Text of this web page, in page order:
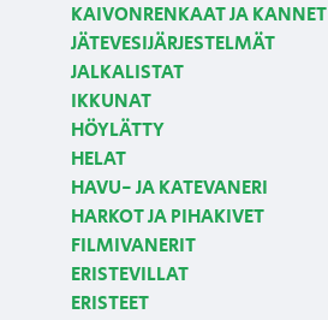
KAIVONRENKAAT JA KANNET
JÄTEVESIJÄRJESTELMÄT
JALKALISTAT
IKKUNAT
HÖYLÄTTY
HELAT
HAVU- JA KATEVANERI
HARKOT JA PIHAKIVET
FILMIVANERIT
ERISTEVILLAT
ERISTEET